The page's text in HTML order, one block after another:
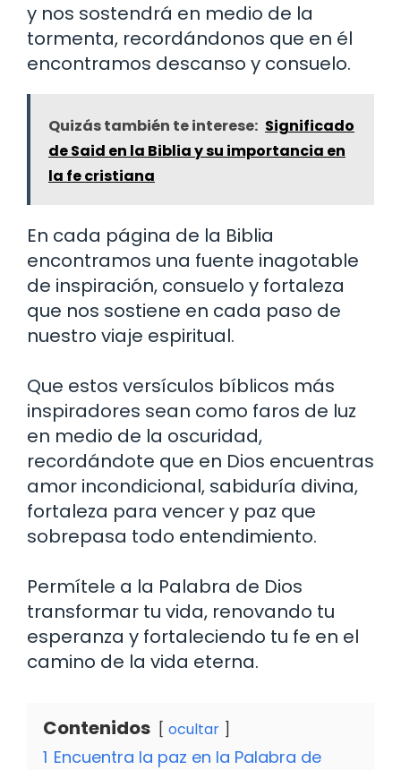
y nos sostendrá en medio de la
tormenta, recordándonos que en él
encontramos descanso y consuelo.
Quizás también te interese: Significado
de Said en la Biblia y su importancia en
la fe cristiana
En cada página de la Biblia
encontramos una fuente inagotable
de inspiración, consuelo y fortaleza
que nos sostiene en cada paso de
nuestro viaje espiritual.
Que estos versículos bíblicos más
inspiradores sean como faros de luz
en medio de la oscuridad,
recordándote que en Dios encuentras
amor incondicional, sabiduría divina,
fortaleza para vencer y paz que
sobrepasa todo entendimiento.
Permítele a la Palabra de Dios
transformar tu vida, renovando tu
esperanza y fortaleciendo tu fe en el
camino de la vida eterna.
Contenidos ocultar
1 Encuentra la paz en la Palabra de